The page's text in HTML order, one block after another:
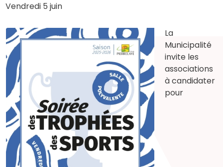
Vendredi 5 juin
La
Municipalité
invite les
associations
à candidater
pour